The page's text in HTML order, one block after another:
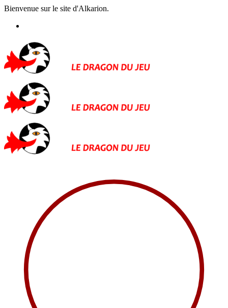
Bienvenue sur le site d'Alkarion.